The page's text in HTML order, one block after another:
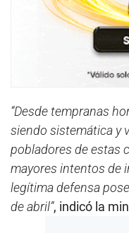
“Desde tempranas
siendo sistemática y
pobladores de estas
mayores intentos de
legítima defensa
de abril”, indicó la